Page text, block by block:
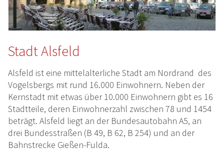
Stadt Alsfeld
Alsfeld ist eine mittelalterliche Stadt am Nordrand des
Vogelsbergs mit rund 16.000 Einwohnern. Neben der
Kernstadt mit etwas über 10.000 Einwohnern gibt es 16
Stadtteile, deren Einwohnerzahl zwischen 78 und 1454
beträgt. Alsfeld liegt an der Bundesautobahn A5, an
drei Bundesstraßen (B 49, B 62, B 254) und an der
Bahnstrecke Gießen-Fulda.